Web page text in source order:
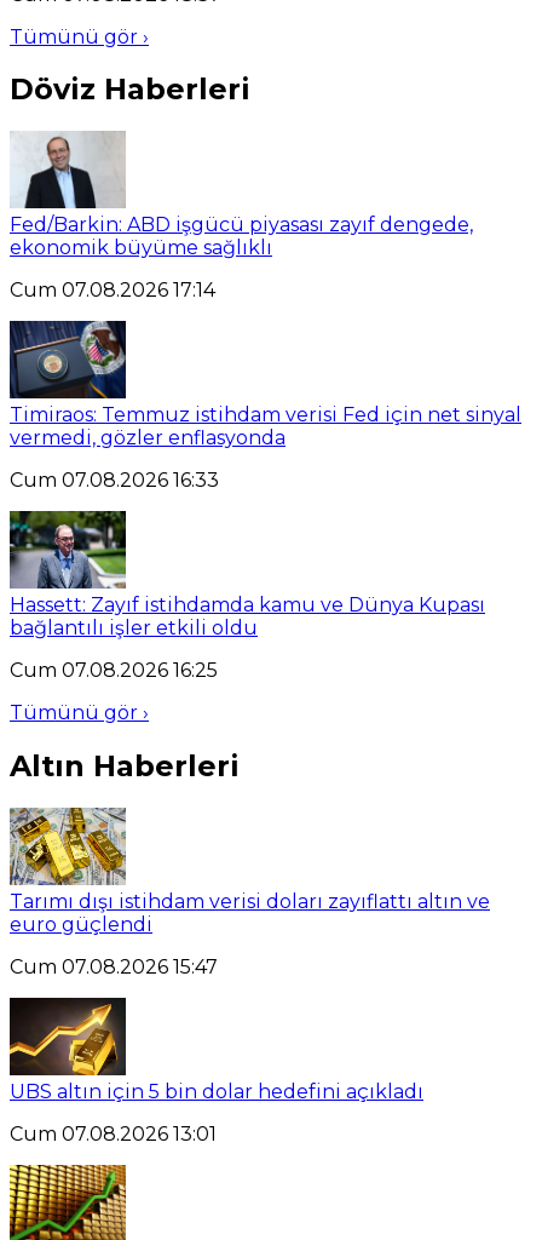
Tümünü gör ›
Döviz Haberleri
Fed/Barkin: ABD işgücü piyasası zayıf dengede,
ekonomik büyüme sağlıklı
Cum 07.08.2026 17:14
Timiraos: Temmuz istihdam verisi Fed için net sinyal
vermedi, gözler enflasyonda
Cum 07.08.2026 16:33
Hassett: Zayıf istihdamda kamu ve Dünya Kupası
bağlantılı işler etkili oldu
Cum 07.08.2026 16:25
Tümünü gör ›
Altın Haberleri
Tarımı dışı istihdam verisi doları zayıflattı altın ve
euro güçlendi
Cum 07.08.2026 15:47
UBS altın için 5 bin dolar hedefini açıkladı
Cum 07.08.2026 13:01